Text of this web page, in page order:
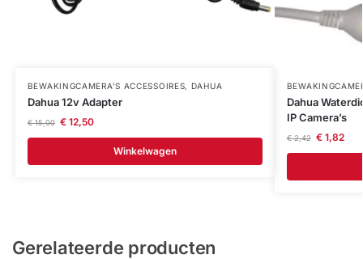
BEWAKINGCAMERA'S ACCESSOIRES, DAHUA
Dahua 12v Adapter
€15,00 €12,50
Winkelwagen
Dahua
IP Camera’s
€2,42 €1,82
Gerelateerde producten